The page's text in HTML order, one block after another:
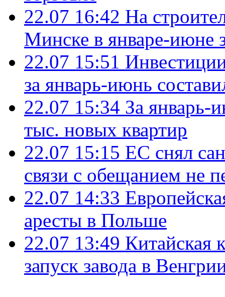
22.07 16:42 На
Минске в январе-июне
22.07 15:51
за январь-июнь
22.07 15:34 За январь-
тыс. новых квартир
22.07 15:15 ЕС снял
связи с обещанием не
22.07 14:33
аресты в Польше
22.07 13:49 Китайская
запуск завода в